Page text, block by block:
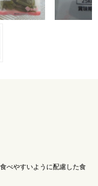
べやすいように配慮した食